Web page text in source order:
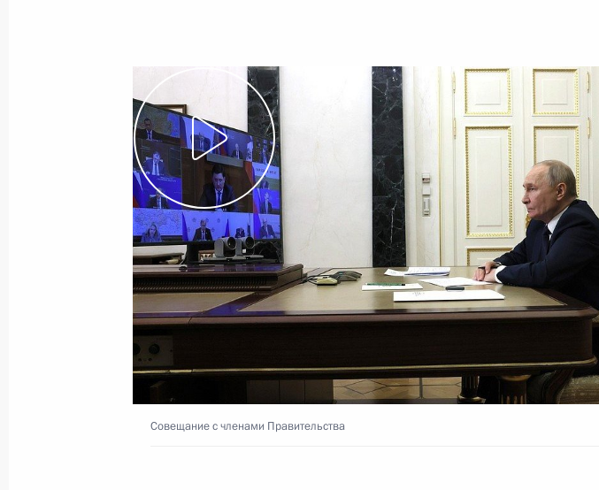
Встреча с губернатором Пермского края Дмитрием Махониным
10 марта 2025 года, 13:40 Москва, Кремль
8 марта 2025 года, суббота
Поздравление российским женщинам с 8 Марта
8 марта 2025 года, 00:00
7 марта 2025 года, пятница
Телефонный разговор с Президентом Сербии Александром
Вучичем
7 марта 2025 года, 16:20
Совещание с членами Правительства